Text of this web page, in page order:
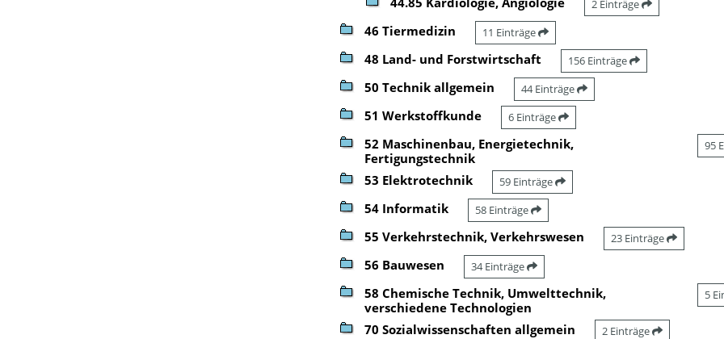
2 Einträge
46 Tiermedizin 11 Einträge
48 Land- und Forstwirtschaft 156 Einträge
50 Technik allgemein 44 Einträge
51 Werkstoffkunde 6 Einträge
52 Maschinenbau, Energietechnik,
Fertigungstechnik
95
53 Elektrotechnik 59 Einträge
54 Informatik 58 Einträge
55 Verkehrstechnik, Verkehrswesen 23 Einträge
56 Bauwesen 34 Einträge
58 Chemische Technik, Umwelttechnik,
verschiedene Technologien
5
70 Sozialwissenschaften allgemein 2 Einträge